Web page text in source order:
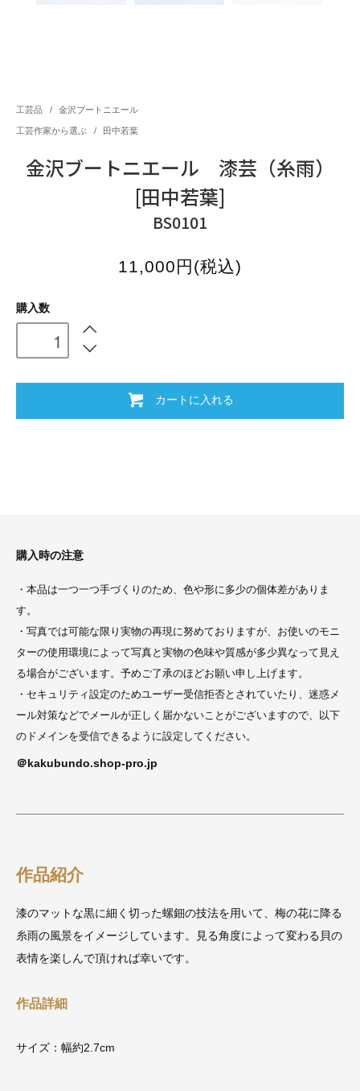
工芸品 / 金沢ブートニエール
工芸作家から選ぶ / 田中若葉
金沢ブートニエール 漆芸（糸雨）
[田中若葉]
BS0101
11,000円(税込)
購入数
カートに入れる
購入時の注意
・本品は一つ一つ手づくりのため、色や形に多少の個体差がありま
す。
・写真では可能な限り実物の再現に努めておりますが、お使いのモニ
ターの使用環境によって写真と実物の色味や質感が多少異なって見え
る場合がございます。予めご了承のほどお願い申し上げます。
・セキュリティ設定のためユーザー受信拒否とされていたり、迷惑メ
ール対策などでメールが正しく届かないことがございますので、以下
のドメインを受信できるように設定してください。
＠kakubundo.shop-pro.jp
作品紹介
漆のマットな黒に細く切った螺鈿の技法を用いて、梅の花に降る
糸雨の風景をイメージしています。見る角度によって変わる貝の
表情を楽しんで頂ければ幸いです。
作品詳細
サイズ：幅約2.7cm